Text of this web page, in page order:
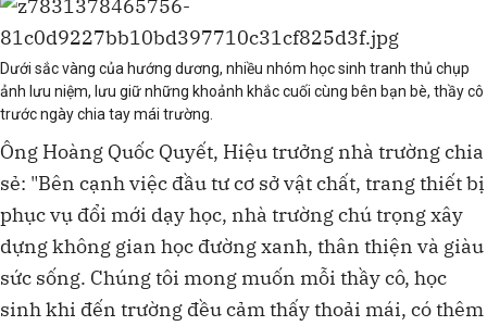
Dưới sắc vàng của hướng dương, nhiều nhóm học sinh tranh thủ chụp
ảnh lưu niệm, lưu giữ những khoảnh khắc cuối cùng bên bạn bè, thầy cô
trước ngày chia tay mái trường.
Ông Hoàng Quốc Quyết, Hiệu trưởng nhà trường chia
sẻ: "Bên cạnh việc đầu tư cơ sở vật chất, trang thiết bị
phục vụ đổi mới dạy học, nhà trường chú trọng xây
dựng không gian học đường xanh, thân thiện và giàu
sức sống. Chúng tôi mong muốn mỗi thầy cô, học
sinh khi đến trường đều cảm thấy thoải mái, có thêm